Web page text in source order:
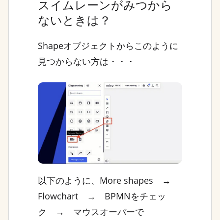
スイムレーンがみつから
ないときは？
Shapeオブジェクトからこのように
見つからない方は・・・
以下のように、More shapes →
Flowchart → BPMNをチェッ
ク → マウスオーバーで